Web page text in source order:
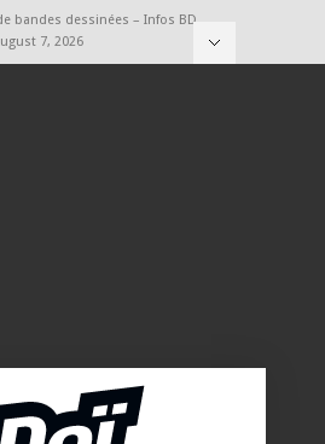
bandes dessinées – Infos BD,
7, 2026